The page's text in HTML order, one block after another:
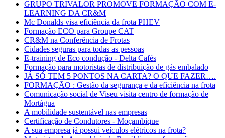
GRUPO TRIVALOR PROMOVE FORMAÇÃO COM E-
LEARNING DA CR&M
Mc Donalds visa eficiência da frota PHEV
Formação ECO para Groupe CAT
CR&M na Conferência de Frotas
Cidades seguras para todas as pessoas
E-training de Eco condução - Delta Cafés
Formação para motoristas de distribuição de gás embalado
JÁ SÓ TEM 5 PONTOS NA CARTA? O QUE FAZER….
FORMAÇÃO : Gestão da segurança e da eficiência na frota
Comunicação social de Viseu visita centro de formação de
Mortágua
A mobilidade sustentável nas empresas
Certificação de Condutores - Moçambique
A sua empresa já possui veículos elétricos na frota?